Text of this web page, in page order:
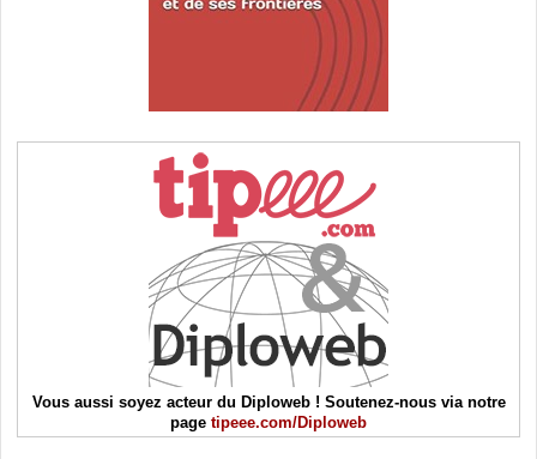
Vous aussi soyez acteur du Diploweb ! Soutenez-nous via notre
page tipeee.com/Diploweb